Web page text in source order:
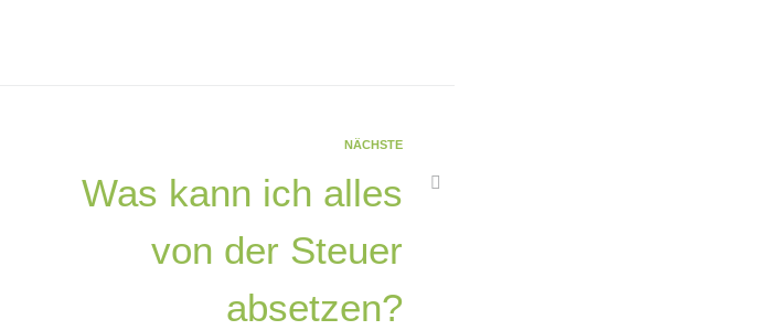
NÄCHSTE
Was kann ich alles
von der Steuer
absetzen?